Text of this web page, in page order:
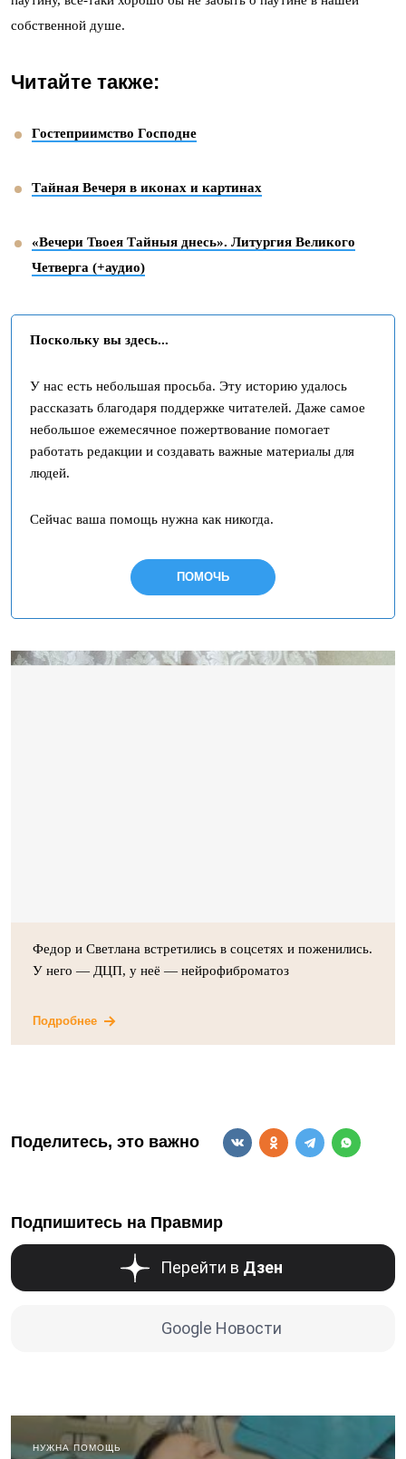
собственной душе.
Читайте также:
Гостеприимство Господне
Тайная Вечеря в иконах и картинах
«Вечери Твоея Тайныя днесь». Литургия Великого
Четверга (+аудио)
Поскольку вы здесь...
У нас есть небольшая просьба. Эту историю удалось
рассказать благодаря поддержке читателей. Даже самое
небольшое ежемесячное пожертвование помогает
работать редакции и создавать важные материалы для
людей.
Сейчас ваша помощь нужна как никогда.
ПОМОЧЬ
Федор и Светлана встретились в соцсетях и поженились.
У него — ДЦП, у неё — нейрофиброматоз
Подробнее
Поделитесь, это важно
Подпишитесь на Правмир
Перейти в Дзен
Google Новости
НУЖНА ПОМОЩЬ